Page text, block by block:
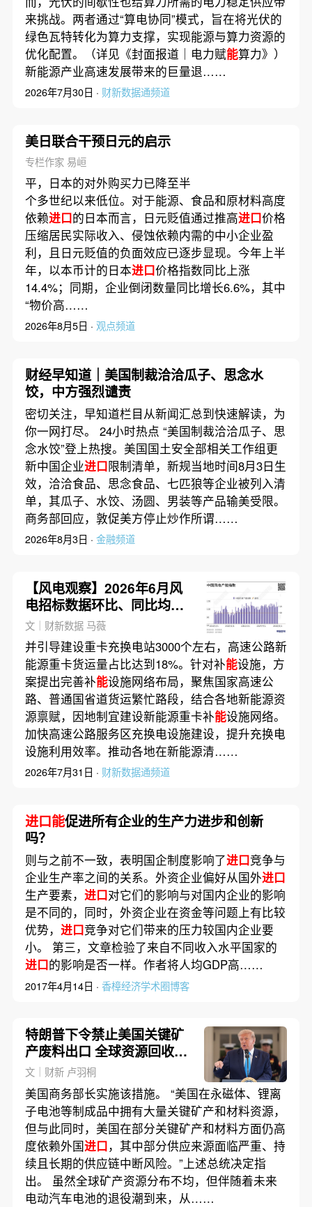
来挑战。两者通过“算电协同”模式，旨在将光伏的
绿色瓦特转化为算力支撑，实现能源与算力资源的
优化配置。（详见《封面报道｜电力赋能算力》）
新能源产业高速发展带来的巨量退……
2026年7月30日 · 财新数据通频道
美日联合干预日元的启示
专栏作家 易峘
平，日本的对外购买力已降至半
个多世纪以来低位。对于能源、食品和原材料高度
依赖进口的日本而言，日元贬值通过推高进口价格
压缩居民实际收入、侵蚀依赖内需的中小企业盈
利，且日元贬值的负面效应已逐步显现。今年上半
年，以本币计的日本进口价格指数同比上涨
14.4%；同期，企业倒闭数量同比增长6.6%，其中
“物价高……
2026年8月5日 · 观点频道
财经早知道｜美国制裁洽洽瓜子、思念水
饺，中方强烈谴责
密切关注，早知道栏目从新闻汇总到快速解读，为
你一网打尽。 24小时热点 “美国制裁洽洽瓜子、思
念水饺”登上热搜。美国国土安全部相关工作组更
新中国企业进口限制清单，新规当地时间8月3日生
效，洽洽食品、思念食品、七匹狼等企业被列入清
单，其瓜子、水饺、汤圆、男装等产品输美受限。
商务部回应，敦促美方停止炒作所谓……
2026年8月3日 · 金融频道
【风电观察】2026年6月风
电招标数据环比、同比均上
涨
文｜财新数据 马薇
并引导建设重卡充换电站3000个左右，高速公路新
能源重卡货运量占比达到18%。针对补能设施，方
案提出完善补能设施网络布局，聚焦国家高速公
路、普通国省道货运繁忙路段，结合各地新能源资
源禀赋，因地制宜建设新能源重卡补能设施网络。
加快高速公路服务区充换电设施建设，提升充换电
设施利用效率。推动各地在新能源清……
2026年7月31日 · 财新数据通频道
进口能促进所有企业的生产力进步和创新
吗？
则与之前不一致，表明国企制度影响了进口竞争与
企业生产率之间的关系。外资企业偏好从国外进口
生产要素， 进口对它们的影响与对国内企业的影响
是不同的，同时，外资企业在资金等问题上有比较
优势， 进口竞争对它们带来的压力较国内企业要
小。 第三，文章检验了来自不同收入水平国家的
进口的影响是否一样。作者将人均GDP高……
2017年4月14日 · 香樟经济学术圈博客
特朗普下令禁止美国关键矿
产废料出口 全球资源回收重
视度再提升
文｜财新 卢羽桐
美国商务部长实施该措施。 “美国在永磁体、锂离
子电池等制成品中拥有大量关键矿产和材料资源，
但与此同时，美国在部分关键矿产和材料方面仍高
度依赖外国进口，其中部分供应来源面临严重、持
续且长期的供应链中断风险。”上述总统决定指
出。 虽然全球矿产资源分布不均，但伴随着未来
电动汽车电池的退役潮到来，从……